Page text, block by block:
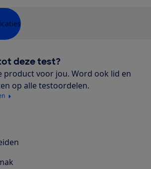
deze test?
product voor jou. Word ook lid en
op alle testoordelen.